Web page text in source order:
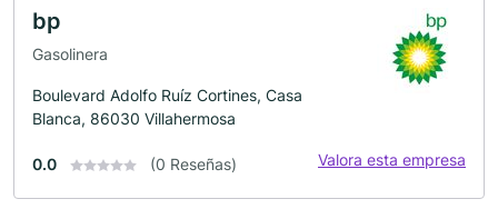
bp
Gasolinera
Boulevard Adolfo Ruíz Cortines, Casa
Blanca, 86030 Villahermosa
0.0 (0 Reseñas) Valora esta empresa